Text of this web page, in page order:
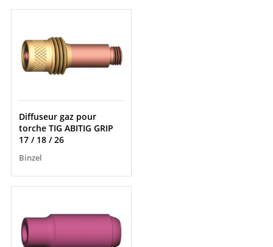
Diffuseur gaz pour
torche TIG ABITIG GRIP
17 / 18 / 26
Binzel